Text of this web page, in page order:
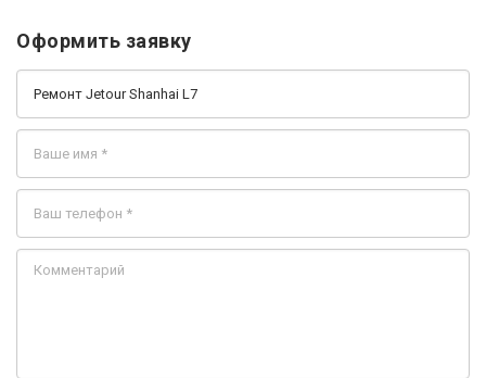
Оформить заявку